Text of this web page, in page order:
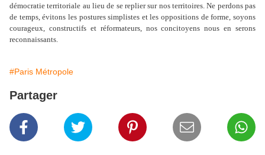
démocratie territoriale au lieu de se replier sur nos territoires. Ne perdons pas
de temps, évitons les postures simplistes et les oppositions de forme, soyons
courageux, constructifs et réformateurs, nos concitoyens nous en serons
reconnaissants.
#Paris Métropole
Partager